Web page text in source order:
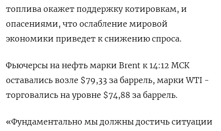
топлива окажет поддержку котировкам, и
опасениями, что ослабление мировой
экономики приведет к снижению спроса.
Фьючерсы на нефть марки Brent к 14:12 МСК
оставались возле $79,33 за баррель, марки WTI -
торговались на уровне $74,88 за баррель.
«Фундаментально мы должны достичь ситуации